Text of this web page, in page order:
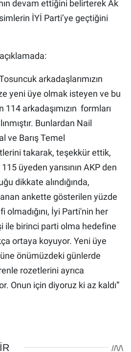
devam ettiğini belirterek Ak
İYİ Parti’ye geçtiğini
arkadaşlarımızın
yeni üye olmak isteyen ve bu
arkadaşımızın formları
Bunlardan Nail
ve Barış Temel
takarak, teşekkür ettik,
üyeden yarısının AKP den
dikkate alındığında,
ankette gösterilen yüzde
olmadığını, İyi Parti'nin her
ile birinci parti olma hedefine
ortaya koyuyor. Yeni üye
önümüzdeki günlerde
rozetlerini ayrıca
Onun için diyoruz ki az kaldı”